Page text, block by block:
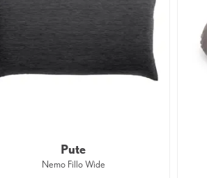
Pute
Nemo Fillo Wide